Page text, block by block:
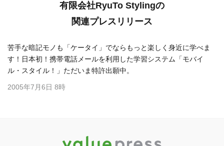
有限会社RyuTo Stylingの
関連プレスリリース
苦手な暗記モノも「ケータイ」でならもっと楽しく身近に学べま
す！日本初！携帯電話メールを利用した学習システム「モバイ
ル・スタイル！」ただいま特許出願中。
2005年7月6日 8時